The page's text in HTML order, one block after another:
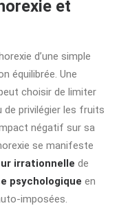
et
d’une simple
équilibrée. Une
choisir de limiter
privilégier les fruits
négatif sur sa
se manifeste
irrationnelle de
psychologique en
imposées.